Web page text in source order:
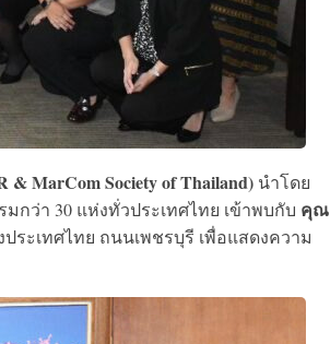
MarCom Society of Thailand) นำโดย
ว่า 30 แห่งทั่วประเทศไทย เข้าพบกับ คุณ
ระเทศไทย ถนนเพชรบุรี เพื่อแสดงความ